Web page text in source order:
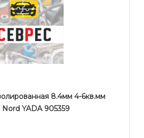
8.4мм 4-6кв.мм
YADA 905359